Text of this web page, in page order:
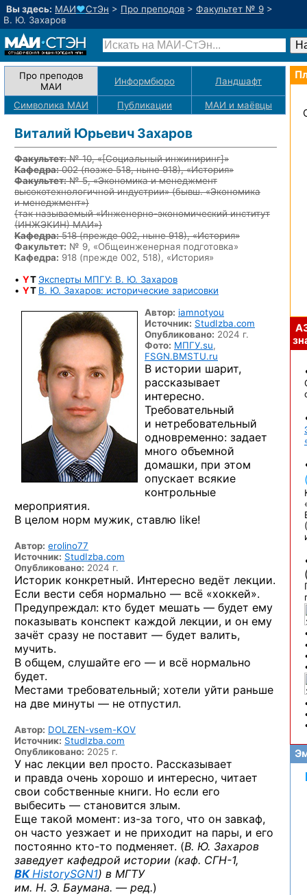
Вы здесь: МАИ♥СтЭн > Про преподов > Факультет № 9 >
В. Ю. Захаров
Про преподов
МАИ
Информбюро Ландшафт
Символика МАИ Публикации МАИ и маёвцы
Виталий Юрьевич Захаров
Факультет:№ 10, «[Социальный инжиниринг]»
Кафедра:002(позже 518, ныне 918), «История»
Факультет:№ 5, «Экономика и менеджмент
высокотехнологичной индустрии» (бывш. «Экономика
и менеджмент»)
{так называемый «Инженерно-экономический институт
(ИНЖЭКИН) МАИ»}
Кафедра:518(прежде 002, ныне 918), «История»
Факультет: № 9, «Общеинженерная подготовка»
Кафедра: 918 (прежде 002, 518), «История»
• YT Эксперты МПГУ: В. Ю. Захаров
• YT В. Ю. Захаров: исторические зарисовки
Автор: iamnotyou
Источник: StudIzba.com
Опубликовано: 2024 г.
Фото: МПГУ.su,
FSGN.BMSTU.ru
В истории шарит,
рассказывает
интересно.
Требовательный
и нетребовательный
одновременно: задает
много объемной
домашки, при этом
опускает всякие
контрольные
мероприятия.
В целом норм мужик, ставлю like!
Автор: erolino77
Источник: StudIzba.com
Опубликовано: 2024 г.
Историк конкретный. Интересно ведёт лекции.
Если вести себя нормально — всё «хоккей».
Предупреждал: кто будет мешать — будет ему
показывать конспект каждой лекции, и он ему
зачёт сразу не поставит — будет валить,
мучить.
В общем, слушайте его — и всё нормально
будет.
Местами требовательный; хотели уйти раньше
на две минуты — не отпустил.
Автор: DOLZEN-vsem-KOV
Источник: StudIzba.com
Опубликовано: 2025 г.
У нас лекции вел просто. Рассказывает
и правда очень хорошо и интересно, читает
свои собственные книги. Но если его
выбесить — становится злым.
Еще такой момент: из-за того, что он завкаф,
он часто уезжает и не приходит на пары, и его
постоянно кто-то подменяет. (В. Ю. Захаров
заведует кафедрой истории (каф. СГН-1,
ВКHistorySGN1) в МГТУ
им. Н. Э. Баумана. — ред.)
(